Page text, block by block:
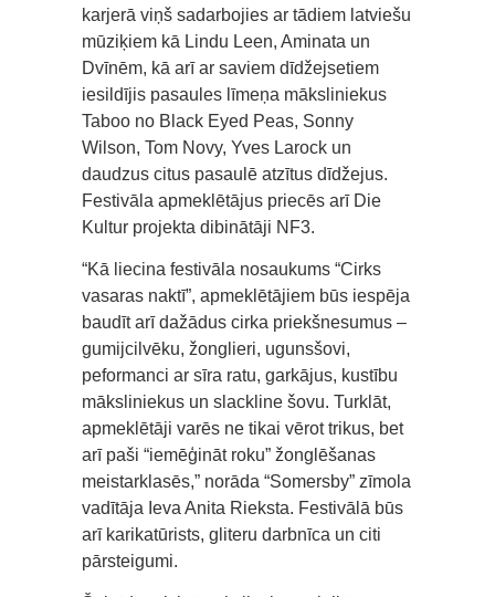
karjerā viņš sadarbojies ar tādiem latviešu
mūziķiem kā Lindu Leen, Aminata un
Dvīnēm, kā arī ar saviem dīdžejsetiem
iesildījis pasaules līmeņa māksliniekus
Taboo no Black Eyed Peas, Sonny
Wilson, Tom Novy, Yves Larock un
daudzus citus pasaulē atzītus dīdžejus.
Festivāla apmeklētājus priecēs arī Die
Kultur projekta dibinātāji NF3.
“Kā liecina festivāla nosaukums “Cirks
vasaras naktī”, apmeklētājiem būs iespēja
baudīt arī dažādus cirka priekšnesumus –
gumijcilvēku, žonglieri, ugunsšovi,
peformanci ar sīra ratu, garkājus, kustību
māksliniekus un slackline šovu. Turklāt,
apmeklētāji varēs ne tikai vērot trikus, bet
arī paši “iemēģināt roku” žonglēšanas
meistarklasēs,” norāda “Somersby” zīmola
vadītāja Ieva Anita Rieksta. Festivālā būs
arī karikatūrists, gliteru darbnīca un citi
pārsteigumi.